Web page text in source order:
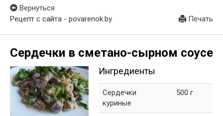
Вернуться
Рецепт с сайта - povarenok.by
Печать
Сердечки в сметано-сырном соусе
Ингредиенты
Сердечки
куриные
500 г